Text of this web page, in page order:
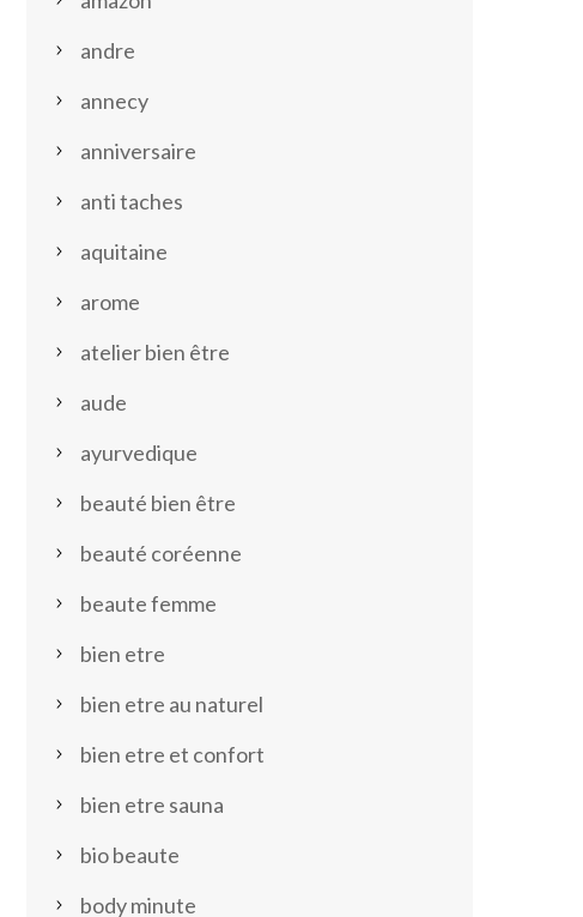
andre
annecy
anniversaire
anti taches
aquitaine
arome
atelier bien être
aude
ayurvedique
beauté bien être
beauté coréenne
beaute femme
bien etre
bien etre au naturel
bien etre et confort
bien etre sauna
bio beaute
body minute